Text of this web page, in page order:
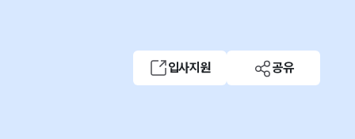
입사지원 공유